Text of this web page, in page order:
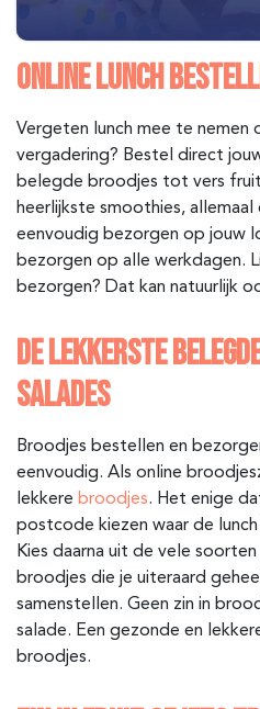
ONLINE LUNCH
Vergeten lunch mee te
vergadering? Bestel direct
belegde broodjes tot vers
heerlijkste smoothies, allemaal
eenvoudig bezorgen op jouw
bezorgen op alle werkdagen.
bezorgen? Dat kan natuurlijk
DE LEKKERSTE
SALADES
Broodjes bestellen en
eenvoudig. Als online
lekkere broodjes. Het enige
postcode kiezen waar de
Kies daarna uit de vele
broodjes die je uiteraard
samenstellen. Geen zin in
salade. Een gezonde en
broodjes.